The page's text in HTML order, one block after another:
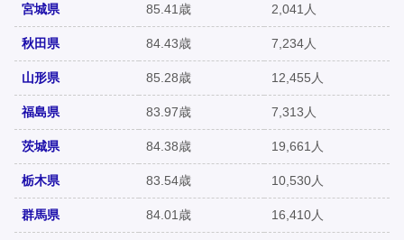
宮城県 85.41歳 2,041人
秋田県 84.43歳 7,234人
山形県 85.28歳 12,455人
福島県 83.97歳 7,313人
茨城県 84.38歳 19,661人
栃木県 83.54歳 10,530人
群馬県 84.01歳 16,410人